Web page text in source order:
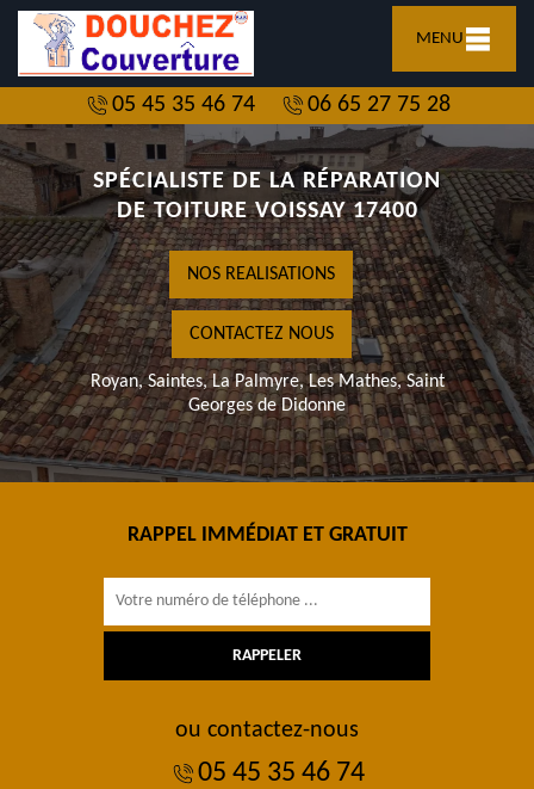
MENU
05 45 35 46 74 06 65 27 75 28
SPÉCIALISTE DE LA RÉPARATION
DE TOITURE VOISSAY 17400
NOS REALISATIONS
CONTACTEZ NOUS
Royan, Saintes, La Palmyre, Les Mathes, Saint
Georges de Didonne
RAPPEL IMMÉDIAT ET GRATUIT
ou contactez-nous
05 45 35 46 74